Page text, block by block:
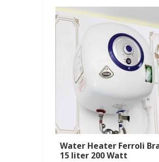
Water Heater Ferroli
15 liter 200 Watt